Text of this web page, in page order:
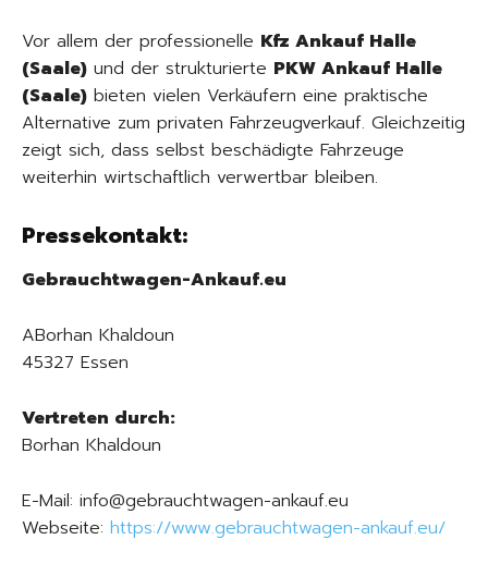
Vor allem der professionelle Kfz Ankauf Halle
(Saale) und der strukturierte PKW Ankauf Halle
(Saale) bieten vielen Verkäufern eine praktische
Alternative zum privaten Fahrzeugverkauf. Gleichzeitig
zeigt sich, dass selbst beschädigte Fahrzeuge
weiterhin wirtschaftlich verwertbar bleiben.
Pressekontakt:
Gebrauchtwagen-Ankauf.eu
ABorhan Khaldoun
45327 Essen
Vertreten durch:
Borhan Khaldoun
E-Mail: info@gebrauchtwagen-ankauf.eu
Webseite: https://www.gebrauchtwagen-ankauf.eu/